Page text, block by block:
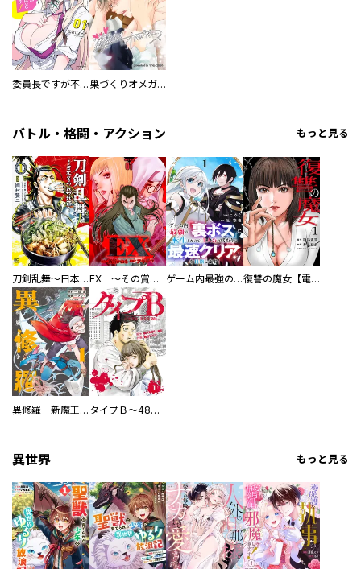
委員長ですが不良になるほど恋してます！ 巣づくりオメガバース
バトル・格闘・アクション もっと見る
刀剣乱舞～日本号つれづれ酒～ EX ～その賞金稼ぎは、世界の出口を探す～【単行本版】 ゲーム内最強の『裏ボス』に転生したので、主人公の代わりに最速クリアを目指します！【電子単行本版】 復讐の魔女【電子単行本版】
異修羅 新魔王戦争 タイプＢ～48時間後、致死率100％～【単話】
異世界 もっと見る